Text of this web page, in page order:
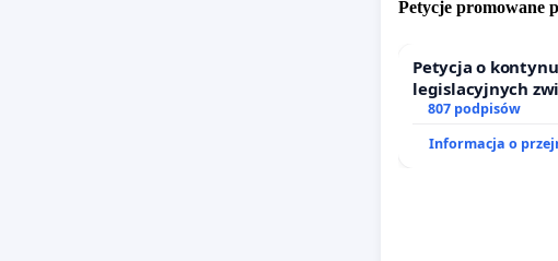
Petycje promowane
Petycja o
legislacyjnych
prawa rodzinnego
807 podpisów
Informacja o